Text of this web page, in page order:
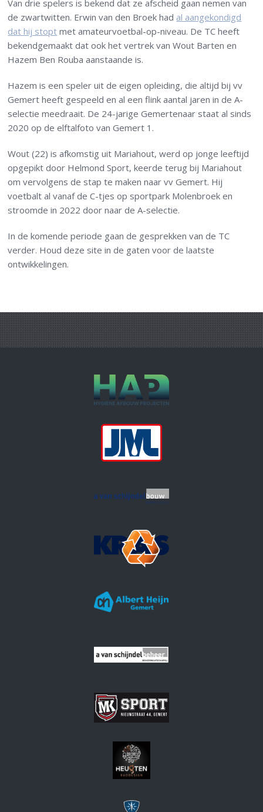
Van drie spelers is bekend dat ze afscheid gaan nemen van
de zwartwitten. Erwin van den Broek had al aangekondigd
dat hij stopt met amateurvoetbal-op-niveau. De TC heeft
bekendgemaakt dat ook het vertrek van Wout Barten en
Hazem Ben Rouba aanstaande is.
Hazem is een speler uit de eigen opleiding, die altijd bij vv
Gemert heeft gespeeld en al een flink aantal jaren in de A-
selectie meedraait. De 24-jarige Gemertenaar staat al sinds
2020 op de elftalfoto van Gemert 1.
Wout (22) is afkomstig uit Mariahout, werd op jonge leeftijd
opgepikt door Helmond Sport, keerde terug bij Mariahout
om vervolgens de stap te maken naar vv Gemert. Hij
voetbalt al vanaf de C-tjes op sportpark Molenbroek en
stroomde in 2022 door naar de A-selectie.
In de komende periode gaan de gesprekken van de TC
verder. Houd deze site in de gaten voor de laatste
ontwikkelingen.